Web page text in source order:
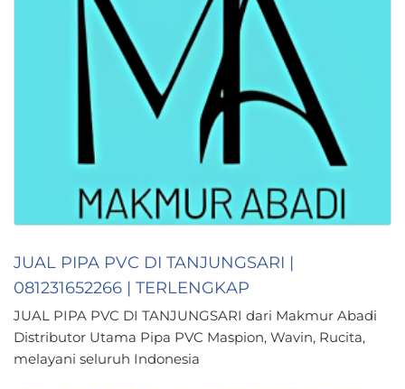
JUAL PIPA PVC DI TANJUNGSARI |
081231652266 | TERLENGKAP
JUAL PIPA PVC DI TANJUNGSARI dari Makmur Abadi
Distributor Utama Pipa PVC Maspion, Wavin, Rucita,
melayani seluruh Indonesia